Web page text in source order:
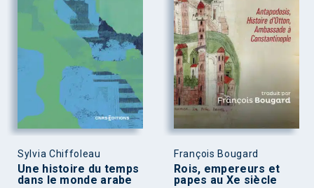
Sylvia Chiffoleau
Une histoire du temps
dans le monde arabe
François Bougard
Rois, empereurs et
papes au Xe siècle